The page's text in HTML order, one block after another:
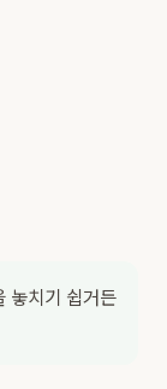
놓치기 쉽거든